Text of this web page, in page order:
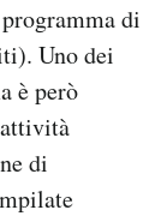
di
Uno dei
è però
di